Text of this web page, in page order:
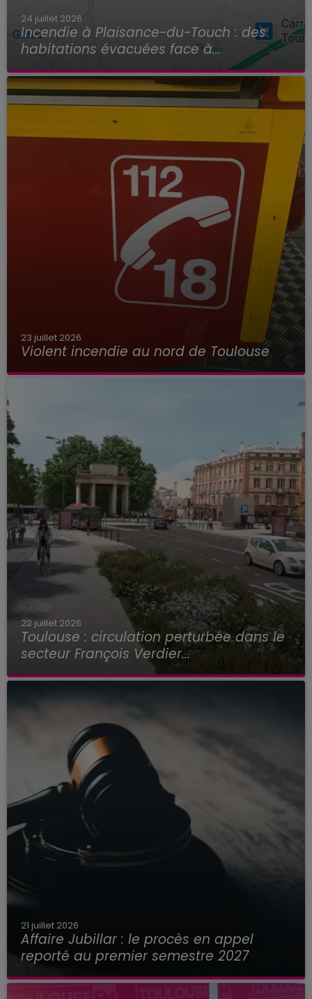
24 juillet 2026
Incendie à Plaisance-du-Touch : des
habitations évacuées face à...
23 juillet 2026
Violent incendie au nord de Toulouse
22 juillet 2026
Toulouse : circulation perturbée dans le
secteur François Verdier...
21 juillet 2026
Affaire Jubillar : le procès en appel
reporté au premier semestre 2027